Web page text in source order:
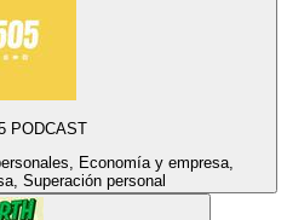
PODCAST
Economía y empresa,
Superación personal